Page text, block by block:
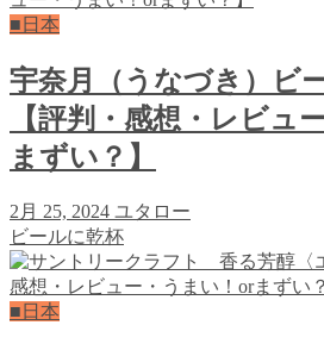
■日本
宇奈月（うなづき）ビ
【評判・感想・レビュ
まずい？】
2月 25, 2024 ユタロー
ビールに乾杯
■日本